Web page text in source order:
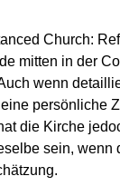
Church:
mitten in der
wenn
persönliche
die Kirche
sein, wenn